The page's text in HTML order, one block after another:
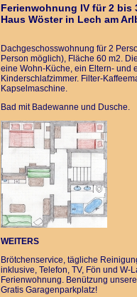
Ferienwohnung IV für 2 bis
Haus Wöster in Lech am
Dachgeschosswohnung für 2
Person möglich), Fläche 60 m2.
eine Wohn-Küche, ein Eltern- und
Kinderschlafzimmer. Filter-
Kapselmaschine
Bad mit Badewanne und Dusche.
WEITERS
Brötchenservice, tägliche
inklusive, Telefon, TV, Fön und W-
Ferienwohnung. Benützung
Gratis Garagenparkplatz!